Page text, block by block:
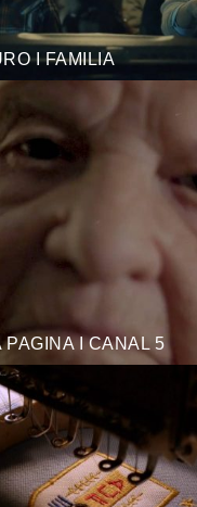
I FAMILIA
PAGINA I CANAL 5